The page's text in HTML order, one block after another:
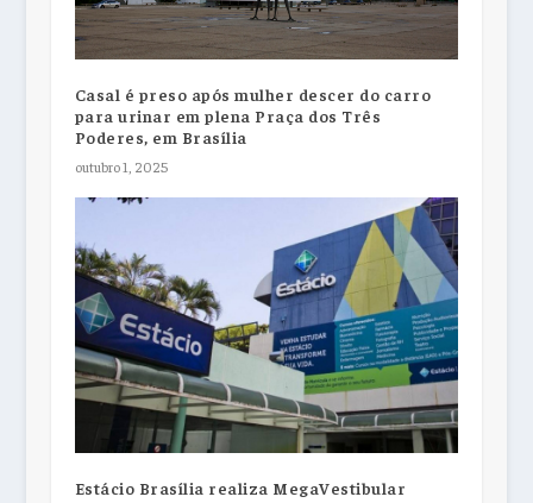
Casal é preso após mulher descer do carro
para urinar em plena Praça dos Três
Poderes, em Brasília
outubro 1, 2025
Estácio Brasília realiza MegaVestibular